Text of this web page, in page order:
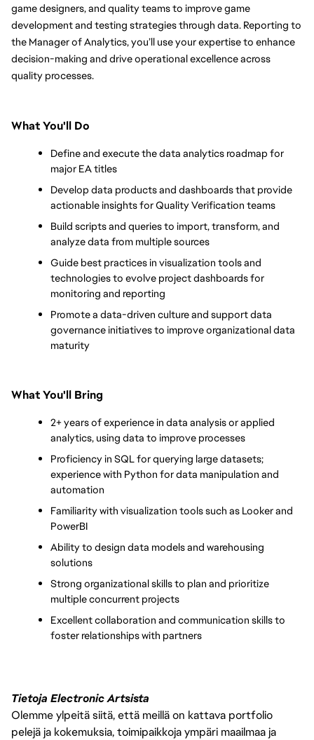
game designers, and quality teams to improve game
development and testing strategies through data. Reporting to
the Manager of Analytics, you’ll use your expertise to enhance
decision-making and drive operational excellence across
quality processes.
What You'll Do
Define and execute the data analytics roadmap for
major EA titles
Develop data products and dashboards that provide
actionable insights for Quality Verification teams
Build scripts and queries to import, transform, and
analyze data from multiple sources
Guide best practices in visualization tools and
technologies to evolve project dashboards for
monitoring and reporting
Promote a data-driven culture and support data
governance initiatives to improve organizational data
maturity
What You'll Bring
2+ years of experience in data analysis or applied
analytics, using data to improve processes
Proficiency in SQL for querying large datasets;
experience with Python for data manipulation and
automation
Familiarity with visualization tools such as Looker and
PowerBI
Ability to design data models and warehousing
solutions
Strong organizational skills to plan and prioritize
multiple concurrent projects
Excellent collaboration and communication skills to
foster relationships with partners
Tietoja Electronic Artsista
Olemme ylpeitä siitä, että meillä on kattava portfolio
pelejä ja kokemuksia, toimipaikkoja ympäri maailmaa ja